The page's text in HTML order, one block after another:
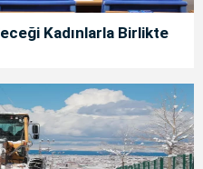
Kadınlarla Birlikte